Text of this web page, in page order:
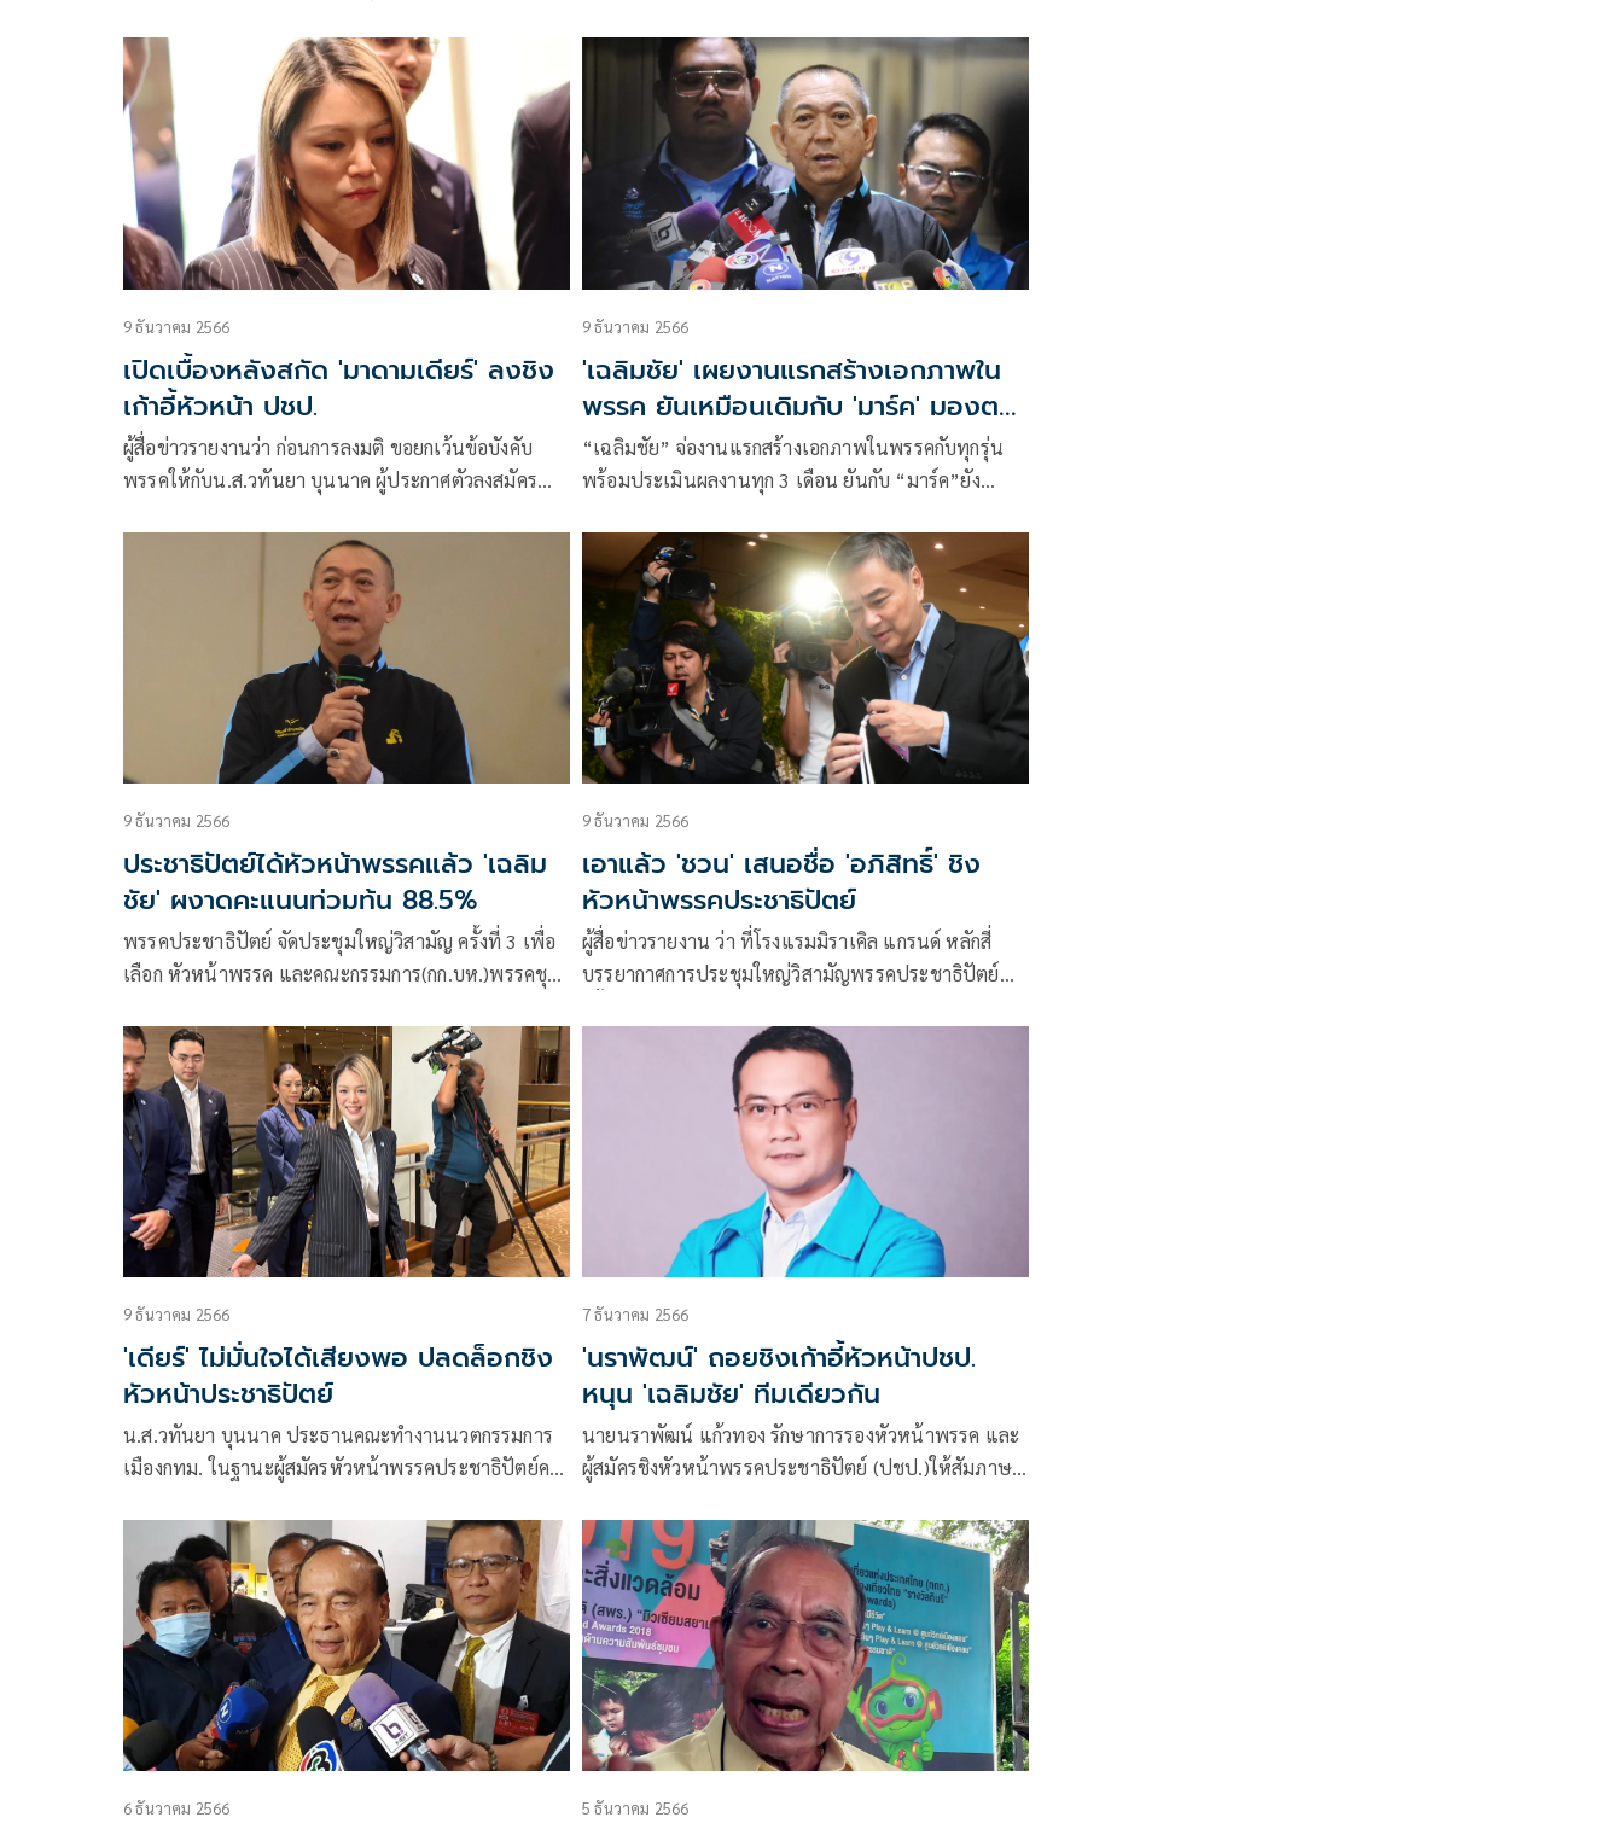
หัวหน้าพรรคประชาธิปัตย์คนที่ 9 โดยมี “เดชอิศม์ ขาว
ทอง”
9 ธันวาคม 2566
เปิดเบื้องหลังสกัด 'มาดามเดียร์' ลงชิง
เก้าอี้หัวหน้า ปชป.
ผู้สื่อข่าวรายงานว่า ก่อนการลงมติ ขอยกเว้นข้อบังคับ
พรรคให้กับน.ส.วทันยา บุนนาค ผู้ประกาศตัวลงสมัคร
คุณสมบัติเป็นสมาชิกพรรคไม่ถึง 5 ปีหรือไม่ได้เป็นสส.ใน
นามพรรคมาก่อนตามข้อบังคับพรรคที่ 31 (6) และ
9 ธันวาคม 2566
'เฉลิมชัย' เผยงานแรกสร้างเอกภาพใน
พรรค ยันเหมือนเดิมกับ 'มาร์ค' มองตาก็
รู้ใจ
“เฉลิมชัย” จ่องานแรกสร้างเอกภาพในพรรคกับทุกรุ่น
พร้อมประเมินผลงานทุก 3 เดือน ยันกับ “มาร์ค”ยัง
ตอนนี้ขอเป็นฝ่ายค้านเต็มที่
9 ธันวาคม 2566
ประชาธิปัตย์ได้หัวหน้าพรรคแล้ว 'เฉลิม
ชัย' ผงาดคะแนนท่วมท้น 88.5%
พรรคประชาธิปัตย์ จัดประชุมใหญ่วิสามัญ ครั้งที่ 3 เพื่อ
เลือก หัวหน้าพรรค และคณะกรรมการ(กก.บห.)พรรคชุด
9 ธันวาคม 2566
เอาแล้ว 'ชวน' เสนอชื่อ 'อภิสิทธิ์' ชิง
หัวหน้าพรรคประชาธิปัตย์
ผู้สื่อข่าวรายงาน ว่า ที่โรงแรมมิราเคิล แกรนด์ หลักสี่
บรรยากาศการประชุมใหญ่วิสามัญพรรคประชาธิปัตย์
และสมาชิกพรรค ต่างทยอยเดินทางมา
9 ธันวาคม 2566
'เดียร์' ไม่มั่นใจได้เสียงพอ ปลดล็อกชิง
หัวหน้าประชาธิปัตย์
น.ส.วทันยา บุนนาค ประธานคณะทำงานนวตกรรมการ
เมืองกทม. ในฐานะผู้สมัครหัวหน้าพรรคประชาธิปัตย์คน
กรรมการบริหารพรรคชุดใหม่ ด้วย
7 ธันวาคม 2566
'นราพัฒน์' ถอยชิงเก้าอี้หัวหน้าปชป.
หนุน 'เฉลิมชัย' ทีมเดียวกัน
นายนราพัฒน์​ แก้วทอง รักษาการรองหัวหน้าพรรค และ
ผู้สมัครชิงหัวหน้าพรรคประชาธิปัตย์​ (ปชป.)ให้สัมภาษณ์
หัวหน้าพรรค ว่า เมื่อเป็นเช่นนี้ตนจะสู้ทำไม เพราะ
6 ธันวาคม 2566 5 ธันวาคม 2566